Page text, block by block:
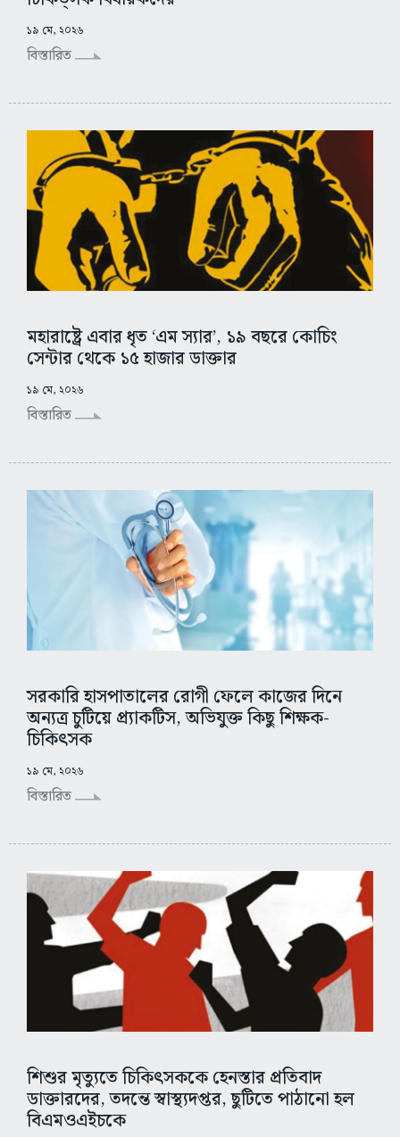
১৯ মে, ২০২৬
বিস্তারিত
মহারাষ্ট্রে এবার ধৃত ‘এম স্যার’, ১৯ বছরে কোচিং
সেন্টার থেকে ১৫ হাজার ডাক্তার
১৯ মে, ২০২৬
বিস্তারিত
সরকারি হাসপাতালের রোগী ফেলে কাজের দিনে
অন্যত্র চুটিয়ে প্র্যাকটিস, অভিযুক্ত কিছু শিক্ষক-
চিকিৎসক
১৯ মে, ২০২৬
বিস্তারিত
শিশুর মৃত্যুতে চিকিৎসককে হেনস্তার প্রতিবাদ
ডাক্তারদের, তদন্তে স্বাস্থ্যদপ্তর, ছুটিতে পাঠানো হল
বিএমওএইচকে